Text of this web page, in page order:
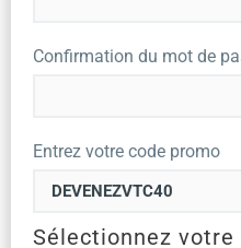
Confirmation du mot de
Entrez votre code promo
Sélectionnez